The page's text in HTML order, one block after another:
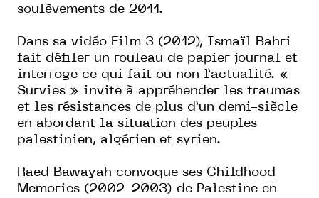
soulèvements de 2011.
Dans sa vidéo Film 3 (2012), Ismaïl Bahri
fait défiler un rouleau de papier journal et
interroge ce qui fait ou non l’actualité. «
Survies » invite à appréhender les traumas
et les résistances de plus d’un demi-siècle
en abordant la situation des peuples
palestinien, algérien et syrien.
Raed Bawayah convoque ses Childhood
Memories (2002-2003) de Palestine en